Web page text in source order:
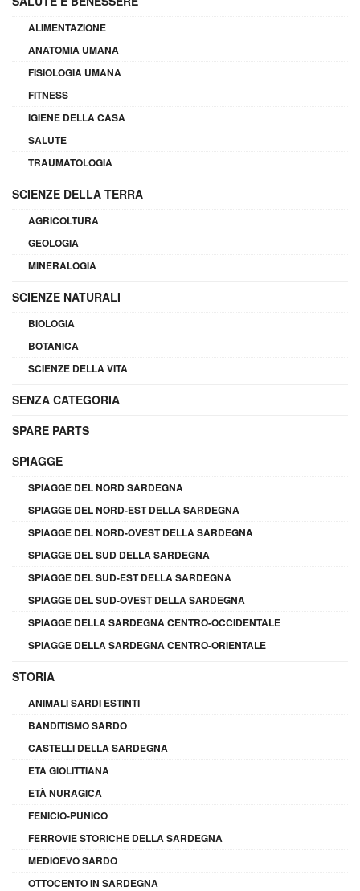
ALIMENTAZIONE
ANATOMIA UMANA
FISIOLOGIA UMANA
FITNESS
IGIENE DELLA CASA
SALUTE
TRAUMATOLOGIA
SCIENZE DELLA TERRA
AGRICOLTURA
GEOLOGIA
MINERALOGIA
SCIENZE NATURALI
BIOLOGIA
BOTANICA
SCIENZE DELLA VITA
SENZA CATEGORIA
SPARE PARTS
SPIAGGE
SPIAGGE DEL NORD SARDEGNA
SPIAGGE DEL NORD-EST DELLA SARDEGNA
SPIAGGE DEL NORD-OVEST DELLA SARDEGNA
SPIAGGE DEL SUD DELLA SARDEGNA
SPIAGGE DEL SUD-EST DELLA SARDEGNA
SPIAGGE DEL SUD-OVEST DELLA SARDEGNA
SPIAGGE DELLA SARDEGNA CENTRO-OCCIDENTALE
SPIAGGE DELLA SARDEGNA CENTRO-ORIENTALE
STORIA
ANIMALI SARDI ESTINTI
BANDITISMO SARDO
CASTELLI DELLA SARDEGNA
ETÀ GIOLITTIANA
ETÀ NURAGICA
FENICIO-PUNICO
FERROVIE STORICHE DELLA SARDEGNA
MEDIOEVO SARDO
OTTOCENTO IN SARDEGNA